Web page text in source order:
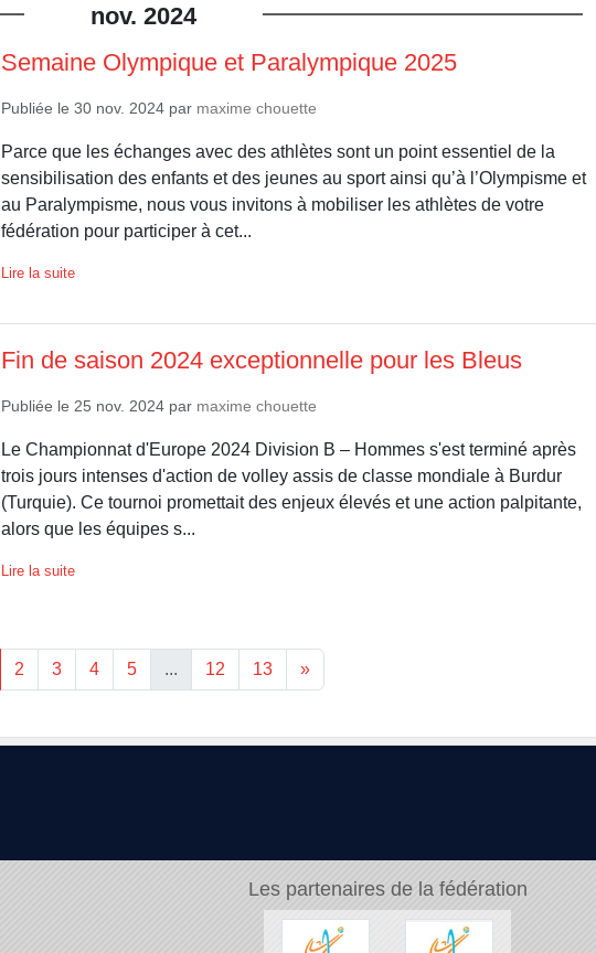
nov. 2024
Semaine Olympique et Paralympique 2025
Publiée le 30 nov. 2024par maxime chouette
Parce que les échanges avec des athlètes sont un point essentiel de la
sensibilisation des enfants et des jeunes au sport ainsi qu’à l’Olympisme et
au Paralympisme, nous vous invitons à mobiliser les athlètes de votre
fédération pour participer à cet...
Lire la suite
Fin de saison 2024 exceptionnelle pour les Bleus
Publiée le 25 nov. 2024par maxime chouette
Le Championnat d'Europe 2024 Division B – Hommes s'est terminé après
trois jours intenses d'action de volley assis de classe mondiale à Burdur
(Turquie). Ce tournoi promettait des enjeux élevés et une action palpitante,
alors que les équipes s...
Lire la suite
2 3 4 5 ... 12 13 »
Les partenaires de la fédération